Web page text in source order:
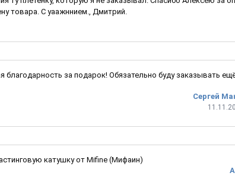
товара. С уаажннием., Дмитрий.
Сергей
за подарок! Обязательно буду заказывать
катушку от Mifine (Мифаин)